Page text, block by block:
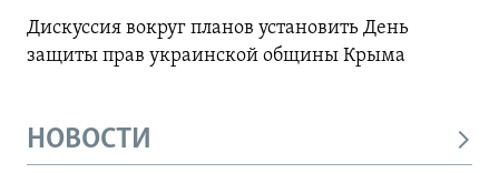
Дискуссия вокруг планов установить День
защиты прав украинской общины Крыма
НОВОСТИ